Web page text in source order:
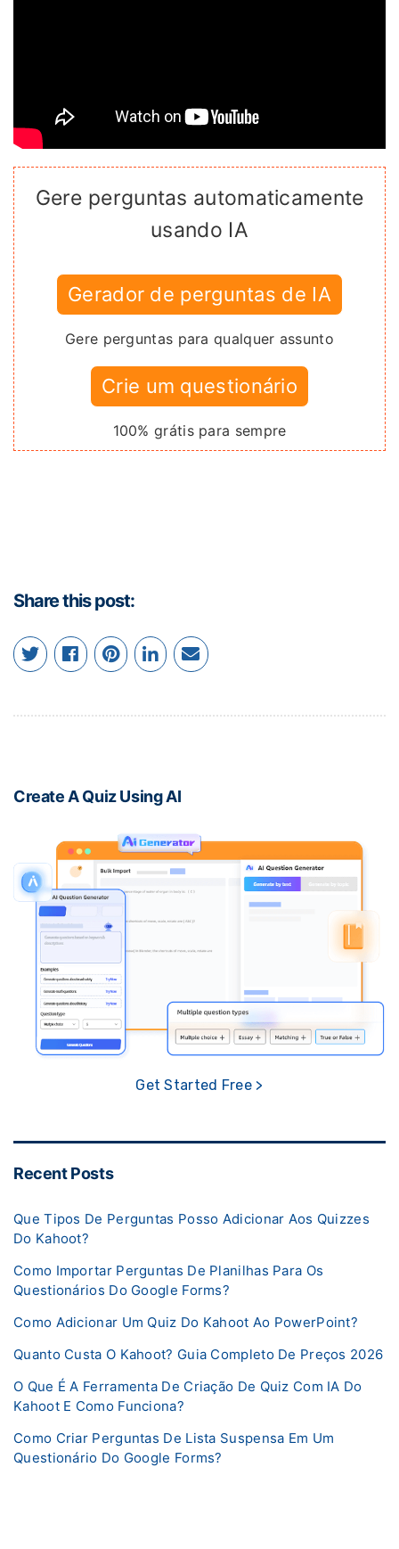
Gere perguntas automaticamente
usando IA
Gerador de perguntas de IA
Gere perguntas para qualquer assunto
Crie um questionário
100% grátis para sempre
Share this post:
Create A Quiz Using AI
Get Started Free >
Recent Posts
Que Tipos De Perguntas Posso Adicionar Aos Quizzes
Do Kahoot?
Como Importar Perguntas De Planilhas Para Os
Questionários Do Google Forms?
Como Adicionar Um Quiz Do Kahoot Ao PowerPoint?
Quanto Custa O Kahoot? Guia Completo De Preços 2026
O Que É A Ferramenta De Criação De Quiz Com IA Do
Kahoot E Como Funciona?
Como Criar Perguntas De Lista Suspensa Em Um
Questionário Do Google Forms?